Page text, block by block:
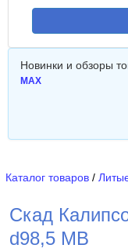
Новинки и обзоры
MAX
Каталог товаров /
Скад
d98,5 MB